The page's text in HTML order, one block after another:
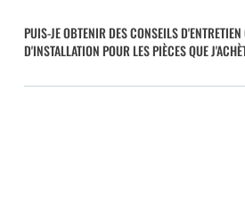
PUIS-JE OBTENIR DES CONSEILS
D'INSTALLATION POUR LES PIÈCES QUE